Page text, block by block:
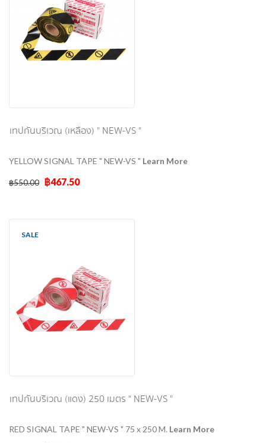
เทปกั้นบริเวณ (เหลือง) " NEW-VS "
YELLOW SIGNAL TAPE " NEW-VS " Learn More
฿550.00 ฿467.50
SALE
เทปกั้นบริเวณ (แดง) 250 เมตร " NEW-VS "
RED SIGNAL TAPE " NEW-VS " 75 x 250 M. Learn More